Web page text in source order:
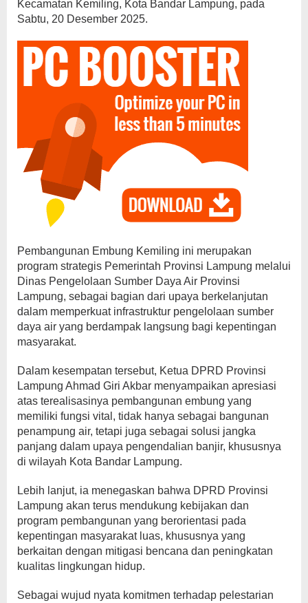
Kecamatan Kemiling, Kota Bandar Lampung, pada
Sabtu, 20 Desember 2025.
Pembangunan Embung Kemiling ini merupakan
program strategis Pemerintah Provinsi Lampung melalui
Dinas Pengelolaan Sumber Daya Air Provinsi
Lampung, sebagai bagian dari upaya berkelanjutan
dalam memperkuat infrastruktur pengelolaan sumber
daya air yang berdampak langsung bagi kepentingan
masyarakat.
Dalam kesempatan tersebut, Ketua DPRD Provinsi
Lampung Ahmad Giri Akbar menyampaikan apresiasi
atas terealisasinya pembangunan embung yang
memiliki fungsi vital, tidak hanya sebagai bangunan
penampung air, tetapi juga sebagai solusi jangka
panjang dalam upaya pengendalian banjir, khususnya
di wilayah Kota Bandar Lampung.
Lebih lanjut, ia menegaskan bahwa DPRD Provinsi
Lampung akan terus mendukung kebijakan dan
program pembangunan yang berorientasi pada
kepentingan masyarakat luas, khususnya yang
berkaitan dengan mitigasi bencana dan peningkatan
kualitas lingkungan hidup.
Sebagai wujud nyata komitmen terhadap pelestarian